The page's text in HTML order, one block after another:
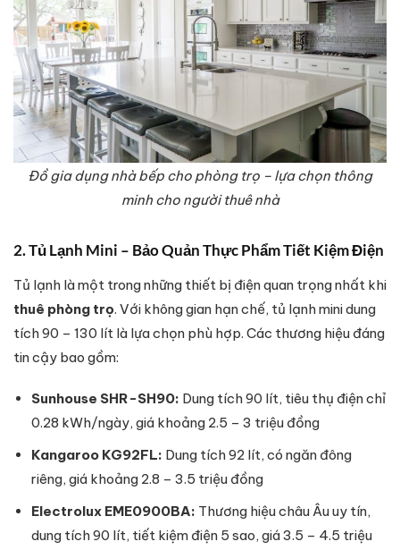
Đồ gia dụng nhà bếp cho phòng trọ – lựa chọn thông
minh cho người thuê nhà
2. Tủ Lạnh Mini – Bảo Quản Thực Phẩm Tiết Kiệm Điện
Tủ lạnh là một trong những thiết bị điện quan trọng nhất khi
thuê phòng trọ. Với không gian hạn chế, tủ lạnh mini dung
tích 90 – 130 lít là lựa chọn phù hợp. Các thương hiệu đáng
tin cậy bao gồm:
Sunhouse SHR-SH90: Dung tích 90 lít, tiêu thụ điện chỉ
0.28 kWh/ngày, giá khoảng 2.5 – 3 triệu đồng
Kangaroo KG92FL: Dung tích 92 lít, có ngăn đông
riêng, giá khoảng 2.8 – 3.5 triệu đồng
Electrolux EME0900BA: Thương hiệu châu Âu uy tín,
dung tích 90 lít, tiết kiệm điện 5 sao, giá 3.5 – 4.5 triệu